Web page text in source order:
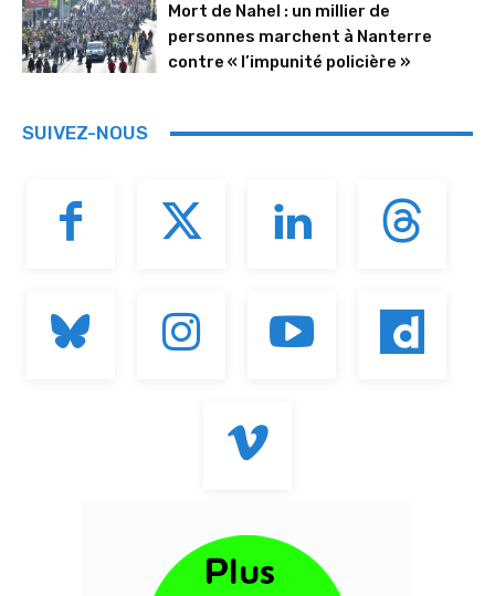
Mort de Nahel : un millier de
personnes marchent à Nanterre
contre « l’impunité policière »
SUIVEZ-NOUS